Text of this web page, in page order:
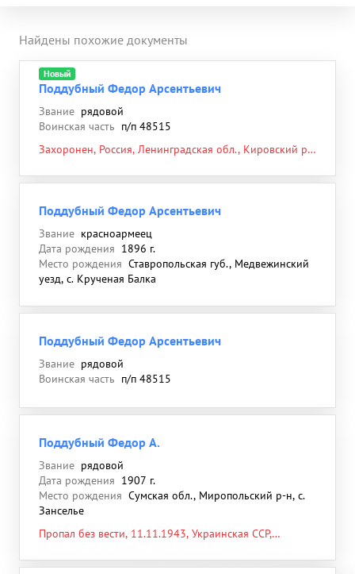
Найдены похожие документы
Новый
Поддубный Федор Арсентьевич
Звание рядовой
Воинская часть п/п 48515
Захоронен, Россия, Ленинградская обл., Кировский р-
около
Поддубный Федор Арсентьевич
Звание красноармеец
Дата рождения 1896 г.
Место рождения Ставропольская губ., Медвежинский
уезд, с. Крученая Балка
Поддубный Федор Арсентьевич
Звание рядовой
Воинская часть п/п 48515
Поддубный Федор А.
Звание рядовой
Дата рождения 1907 г.
Место рождения Сумская обл., Миропольский р-н, с.
Занселье
Пропал без вести, 11.11.1943, Украинская ССР,